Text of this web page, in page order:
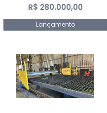
R$ 280.000,00
Lançamento